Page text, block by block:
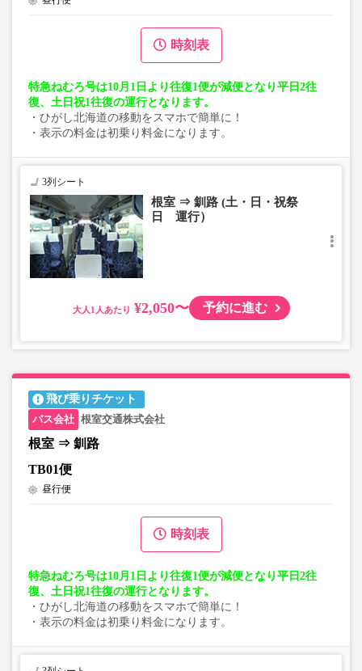
時刻表
特急ねむろ号は10月1日より往復1便が減便となり平日2往
復、土日祝1往復の運行となります。
・ひがし北海道の移動をスマホで簡単に！
・表示の料金は初乗り料金になります。
3列シート
根室 ⇒ 釧路 (土・日・祝祭
日 運行）
大人 ¥2,050〜 予約に進む
飛び乗りチケット
根室交通株式会社
根室 ⇒ 釧路
TB01便
昼行便
時刻表
特急ねむろ号は10月1日より往復1便が減便となり平日2往
復、土日祝1往復の運行となります。
・ひがし北海道の移動をスマホで簡単に！
・表示の料金は初乗り料金になります。